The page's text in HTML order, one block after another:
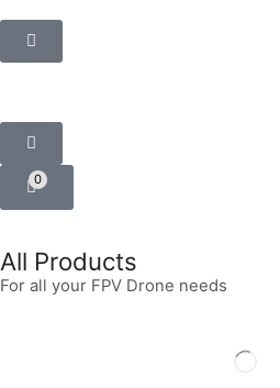
0
All Products
For all your FPV Drone needs